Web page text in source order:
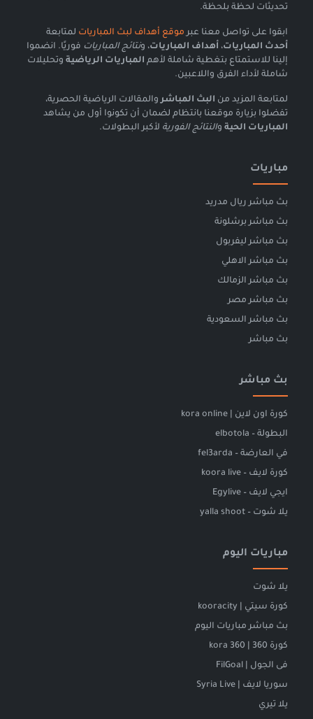
تحديثات لحظة بلحظة.
ابقوا على تواصل معنا عبر موقع أهداف لبث المباريات لمتابعة
أحدث المباريات، أهداف المباريات، ونتائج المباريات فوريًا. انضموا
إلينا للاستمتاع بتغطية شاملة لأهم المباريات الرياضية وتحليلات
شاملة لأداء الفرق واللاعبين.
لمتابعة المزيد من البث المباشروالمقالات الرياضية الحصرية،
تفضلوا بزيارة موقعنا بانتظام لضمان أن تكونوا أول من يشاهد
المباريات الحية والنتائج الفورية لأكبر البطولات.
مباريات
بث مباشر ريال مدريد
بث مباشر برشلونة
بث مباشر ليفربول
بث مباشر الاهلي
بث مباشر الزمالك
بث مباشر مصر
بث مباشر السعودية
بث مباشر
بث مباشر
كورة اون لاين | kora online
البطولة – elbotola
في العارضة – fel3arda
كورة لايف – koora live
ايجي لايف – Egylive
يلا شوت – yalla shoot
مباريات اليوم
يلا شوت
كورة سيتي | kooracity
بث مباشر مباريات اليوم
كورة 360 | kora 360
فى الجول | FilGoal
سوريا لايف | Syria Live
يلا تيري